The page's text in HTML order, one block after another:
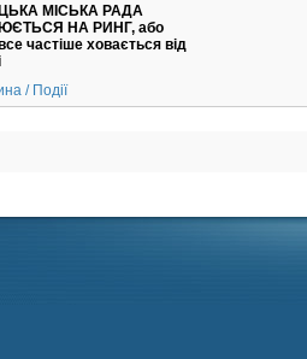
МІСЬКА РАДА
НА РИНГ, або
частіше ховається від
/ Події